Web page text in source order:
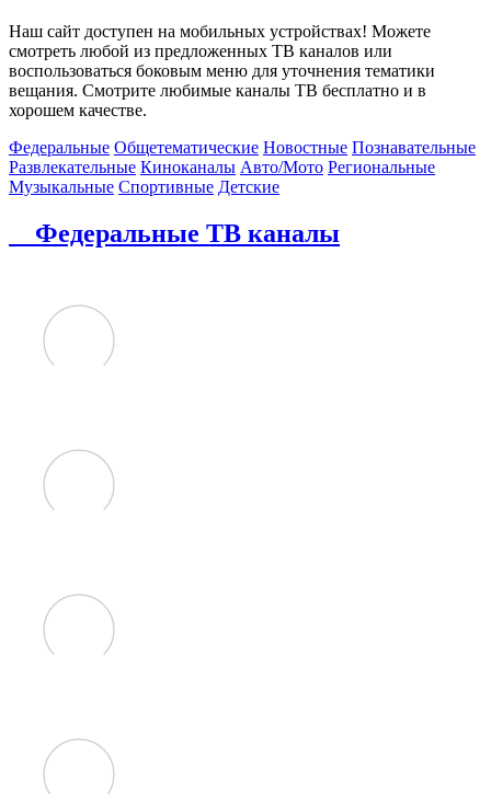
Наш сайт доступен на мобильных устройствах! Можете
смотреть любой из предложенных ТВ каналов или
воспользоваться боковым меню для уточнения тематики
вещания. Смотрите любимые каналы ТВ бесплатно и в
хорошем качестве.
Федеральные Общетематические Новостные Познавательные
Развлекательные Киноканалы Авто/Мото Региональные
Музыкальные Спортивные Детские
Федеральные ТВ каналы